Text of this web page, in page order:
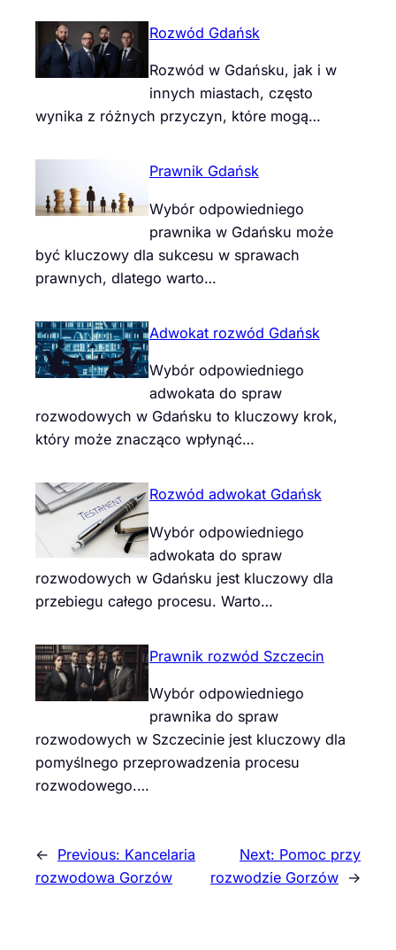
Rozwód Gdańsk
Rozwód w Gdańsku, jak i w
innych miastach, często
wynika z różnych przyczyn, które mogą…
Prawnik Gdańsk
Wybór odpowiedniego
prawnika w Gdańsku może
być kluczowy dla sukcesu w sprawach
prawnych, dlatego warto…
Adwokat rozwód Gdańsk
Wybór odpowiedniego
adwokata do spraw
rozwodowych w Gdańsku to kluczowy krok,
który może znacząco wpłynąć…
Rozwód adwokat Gdańsk
Wybór odpowiedniego
adwokata do spraw
rozwodowych w Gdańsku jest kluczowy dla
przebiegu całego procesu. Warto…
Prawnik rozwód Szczecin
Wybór odpowiedniego
prawnika do spraw
rozwodowych w Szczecinie jest kluczowy dla
pomyślnego przeprowadzenia procesu
rozwodowego.…
← Previous: Kancelaria
rozwodowa Gorzów
Next: Pomoc przy
rozwodzie Gorzów →